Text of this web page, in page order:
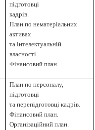
підготовці
кадрів.
План по нематеріальних
активах
та інтелектуальній
власності.
Фінансовий план
План по персоналу,
підготовці
та перепідготовці кадрів.
Фінансовий план.
Організаційний план.